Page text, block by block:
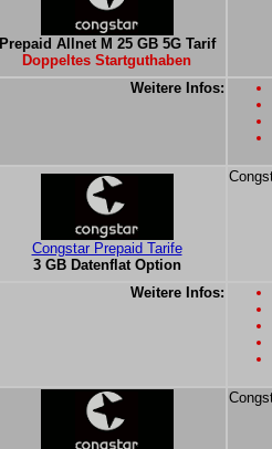
Prepaid Allnet M 25 GB 5G Tarif
Doppeltes Startguthaben
Weitere Infos:
Congstar Prepaid Tarife
3 GB Datenflat Option
Weitere Infos: